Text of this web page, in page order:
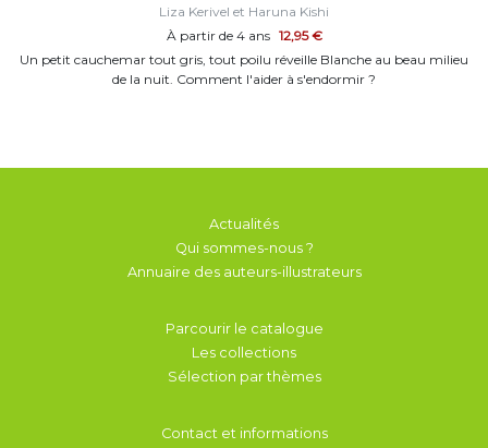
Liza Kerivel et Haruna Kishi
À partir de 4 ans 12,95 €
Un petit cauchemar tout gris, tout poilu réveille Blanche au beau milieu
de la nuit. Comment l'aider à s'endormir ?
Actualités
Qui sommes-nous ?
Annuaire des auteurs-illustrateurs
Parcourir le catalogue
Les collections
Sélection par thèmes
Contact et informations